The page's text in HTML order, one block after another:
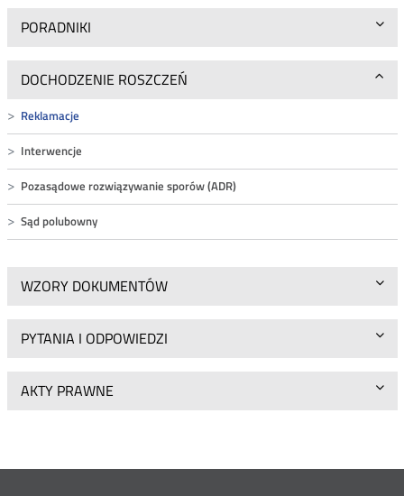
PORADNIKI
DOCHODZENIE ROSZCZEŃ
Reklamacje
Interwencje
Pozasądowe rozwiązywanie sporów (ADR)
Sąd polubowny
WZORY DOKUMENTÓW
PYTANIA I ODPOWIEDZI
AKTY PRAWNE